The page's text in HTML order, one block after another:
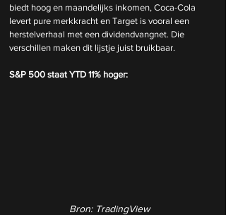
biedt hoog en maandelijks inkomen, Coca-Cola
levert pure merkkracht en Target is vooral een
herstelverhaal met een dividendvangnet. Die
verschillen maken dit lijstje juist bruikbaar.
S&P 500 staat YTD 11% hoger:
Bron: TradingView